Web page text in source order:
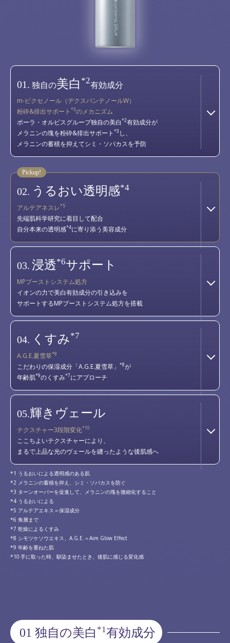
01. 独自の美白 *2有効成分
m-ピクセノール（デクスパンテノールW）
粉砕&排出サポート *3のメカニズム
ポーラ・オルビスグループ独自の美白*2有効成分が
メラニンの塊を粉砕&排出サポート *3 し、
メラニンの蓄積を抑えてシミ・ソバカスを予防
02. うるおい透明感*4
アルテアネスレ*5
先端肌科学研究に着目して配合
自分本来の透明感*4に寄り添う美容成分
03. 浸透*6サポート
MPブーストシステム処方
イオンの力で美白有効成分の引き込みを
サポートするMPブーストシステム処方を搭載
04. くすみ*7
A.G.E.夏雪草*8
こだわりの保湿成分「A.G.E.夏雪草」 *8が
年齢肌*9のくすみ*7にアプローチ
05.輝きヴェール
テクスチャー3段階変化*10
ここちよいテクスチャーにより、
まるで上品な光のヴェールを纏ったような後肌感へ
うるおいによる透明感のある肌
メラニンの蓄積を抑え、シミ・ソバカスを防ぐ
ターンオーバーを促進して、メラニンの塊を微細化すること
うるおいによる
アルテアエキス＝保湿成分
角層まで
乾燥によるくすみ
シモツケソウエキス、A.G.E.＝Aim Glow Effect
年齢を重ねた肌
手に取った時、馴染ませたとき、後肌に感じる変化感
01 独自の美白 *1有効成分